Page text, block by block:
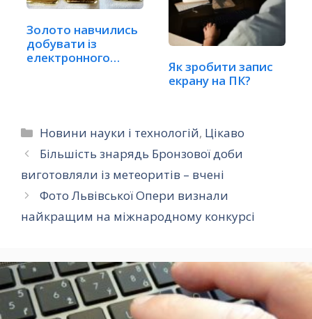
Золото навчились
добувати із
електронного
Як зробити запис
екрану на ПК?
Категорії
Новини науки і технологій, Цікаво
Більшість знарядь Бронзової доби
виготовляли із метеоритів – вчені
Фото Львівської Опери визнали
найкращим на міжнародному конкурсі